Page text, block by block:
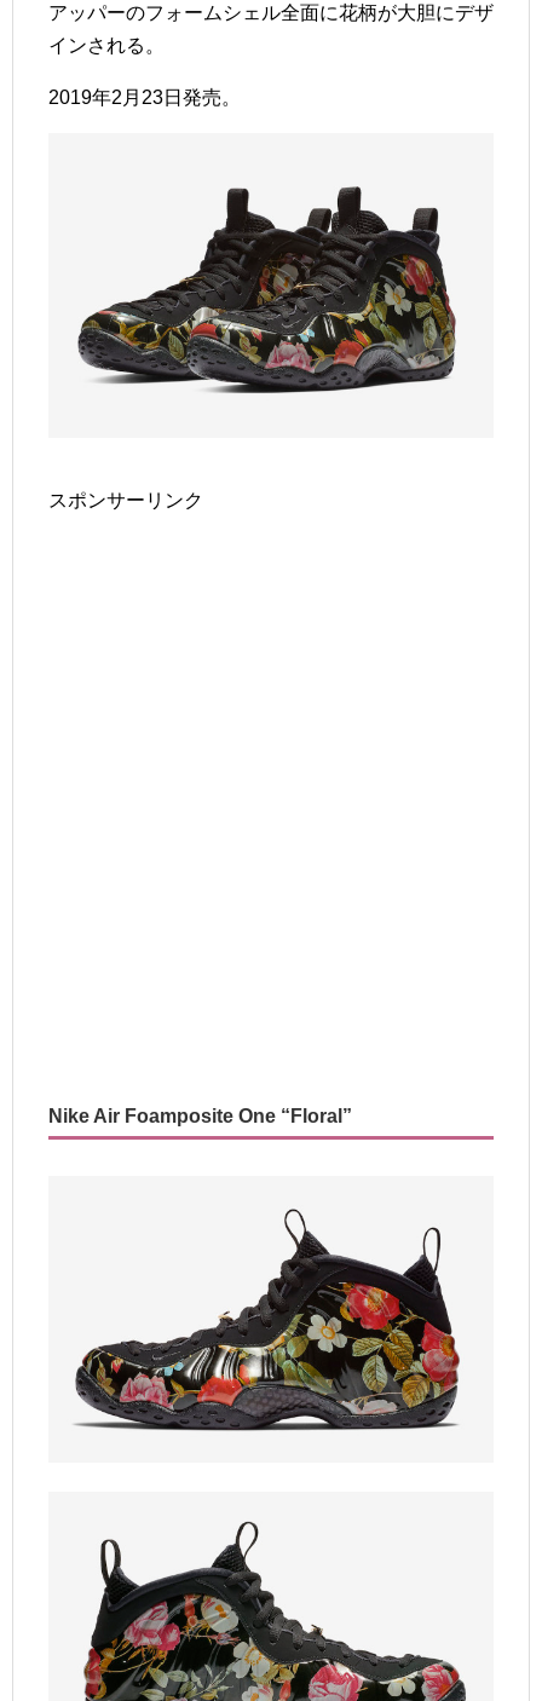
アッパーのフォームシェル全面に花柄が大胆にデザ
インされる。
2019年2月23日発売。
スポンサーリンク
Nike Air Foamposite One “Floral”